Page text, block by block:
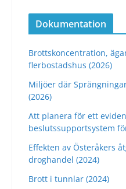
Dokumentation
Brottskoncentration,
flerbostadshus (2026)
Miljöer där
(2026)
Att planera för ett
beslutssupportsystem
Effekten av Österåkers
droghandel (2024)
Brott i tunnlar (2024)